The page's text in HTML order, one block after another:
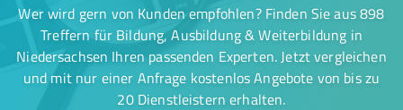
Wer wird gern von Kunden empfohlen? Finden Sie aus 898
Treffern für Bildung, Ausbildung & Weiterbildung in
Niedersachsen Ihren passenden Experten. Jetzt vergleichen
und mit nur einer Anfrage kostenlos Angebote von bis zu
20 Dienstleistern erhalten.